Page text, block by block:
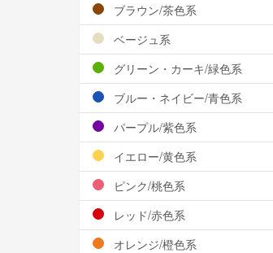
ブラウン/茶色系
ベージュ系
グリーン・カーキ/緑色系
ブルー・ネイビー/青色系
パープル/紫色系
イエロー/黄色系
ピンク/桃色系
レッド/赤色系
オレンジ/橙色系